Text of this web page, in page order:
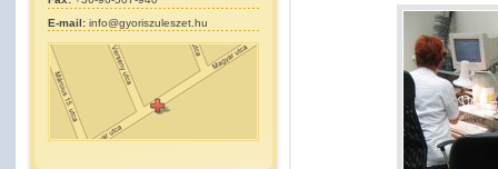
E-mail: info@gyoriszuleszet.hu